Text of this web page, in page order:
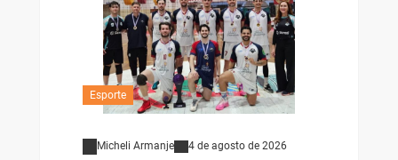
Esporte
Micheli Armanje 4 de agosto de 2026